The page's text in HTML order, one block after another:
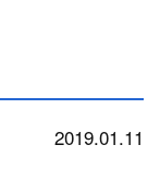
2019.01.11